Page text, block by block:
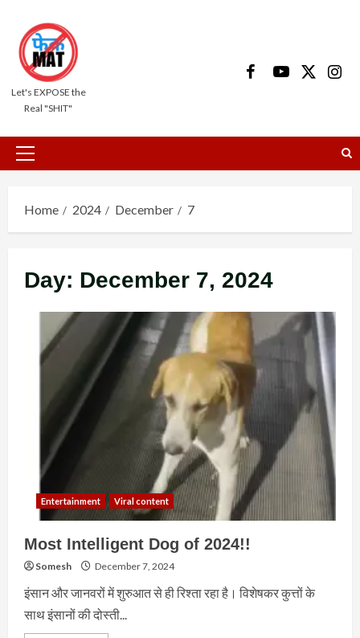
content
Let's EXPOSE the
Real "SHIT"
FacebookYoutube
X
Primary
Home 2024 December 7
Day: December 7, 2024
Entertainment Viral content
Most Intelligent Dog of 2024!!
Somesh December 7, 2024
इंसान और जानवरों में शुरुआत से ही रिश्ता रहा है। विशेषकर कुत्तों के
साथ इंसानों की दोस्ती...